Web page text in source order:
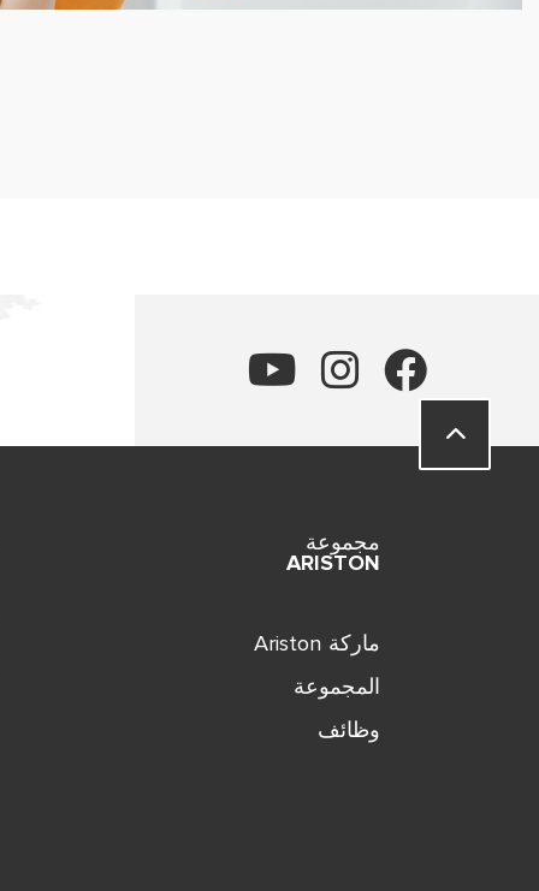
مجموعة
ARISTON
ماركة Ariston
المجموعة
وظائف